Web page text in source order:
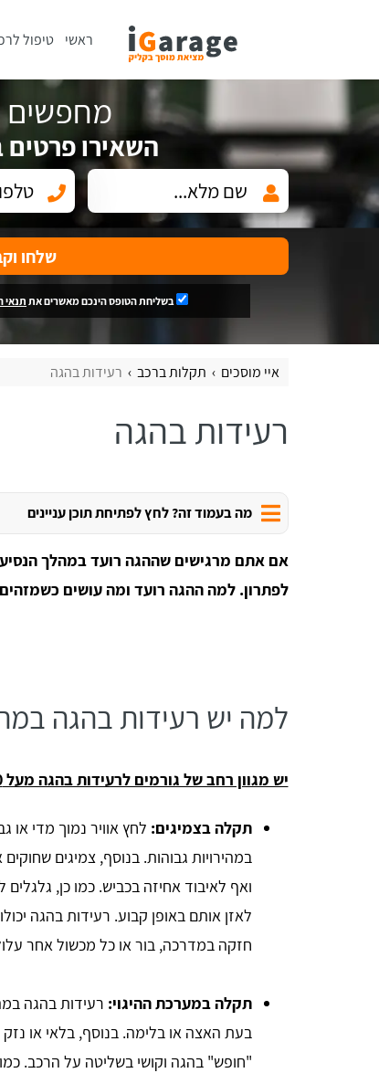
ראשי טיפול
מחפשים
השאירו פרטים
שלחו
בשליחת הטופס הינכם מאשרים אתתנאי
איי מוסכים תקלות ברכב רעידות בהגה
רעידות בהגה
מה בעמוד זה? לחץ לפתיחת תוכן עניינים
אם אתם מרגישים שההגה רועד במהלך
לפתרון. למה ההגה רועד ומה עושים
למה יש רעידות בהגה
יש מגוון רחב של גורמים לרעידות בהגה מעל 100 קמש:
תקלה בצמיגים: לחץ אוויר נמוך מדי או
במהירויות גבוהות. בנוסף, צמיגים
ואף לאיבוד אחיזה בכביש. כמו כן,
לאזן אותם באופן קבוע. רעידות בהגה
חזקה במדרכה, בור או כל מכשול אחר
תקלה במערכת ההיגוי: רעידות בהגה
בעת האצה או בלימה. בנוסף, בלאי או
"חופש" בהגה וקושי בשליטה על הרכב.